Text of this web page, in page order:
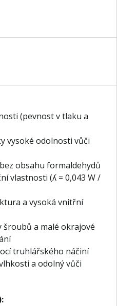
(pevnost v tlaku a
vysoké odolnosti vůči
obsahu formaldehydů
vlastnosti (ʎ = 0,043 W /
a vysoká vnitřní
a malé okrajové
truhlářského náčiní
a odolný vůči